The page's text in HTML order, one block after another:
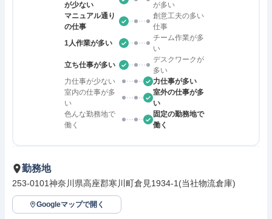
が少ない
が多い
マニュアル通り
の仕事
創意工夫の多い
仕事
1人作業が多い
チーム作業が多
い
立ち仕事が多い
デスクワークが
多い
力仕事が少ない
力仕事が多い
室内の仕事が多
い
室外の仕事が多
い
色んな勤務地で
働く
固定の勤務地で
働く
勤務地
253-0101神奈川県高座郡寒川町倉見1934-1(当社物流倉庫)
Googleマップで開く